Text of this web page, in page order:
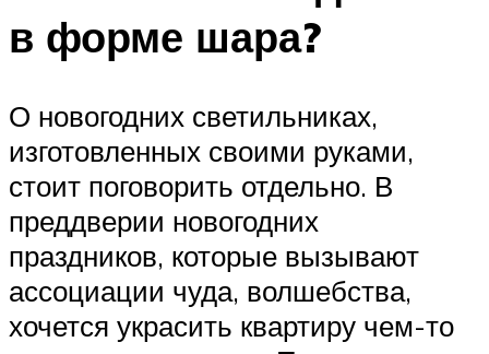
в форме шара?
О новогодних светильниках,
изготовленных своими руками,
стоит поговорить отдельно. В
преддверии новогодних
праздников, которые вызывают
ассоциации чуда, волшебства,
хочется украсить квартиру чем-то